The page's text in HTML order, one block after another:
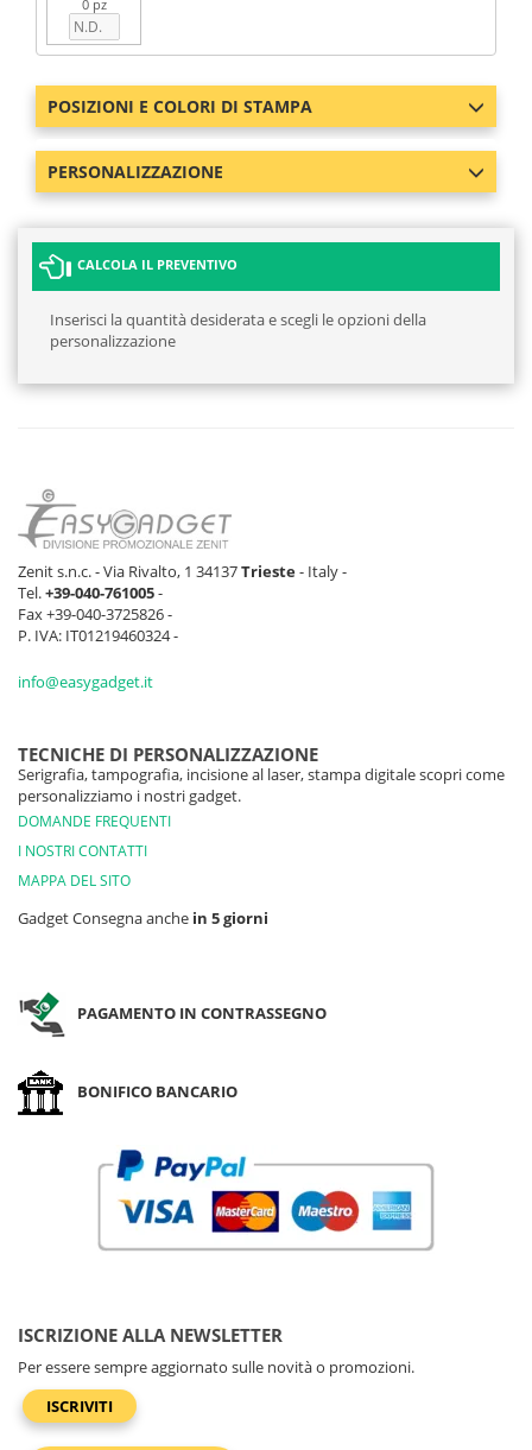
0 pz
POSIZIONI E COLORI DI STAMPA
PERSONALIZZAZIONE
CALCOLA IL PREVENTIVO
Inserisci la quantità desiderata e scegli le opzioni della
personalizzazione
Zenit s.n.c. - Via Rivalto, 1 34137Trieste- Italy -
Tel.+39-040-761005-
Fax +39-040-3725826 -
P. IVA: IT01219460324 -
info@easygadget.it
TECNICHE DI PERSONALIZZAZIONE
Serigrafia, tampografia, incisione al laser, stampa digitale scopri come
personalizziamo i nostri gadget.
DOMANDE FREQUENTI
I NOSTRI CONTATTI
MAPPA DEL SITO
Gadget Consegna anche in 5 giorni
PAGAMENTO IN CONTRASSEGNO
BONIFICO BANCARIO
ISCRIZIONE ALLA NEWSLETTER
Per essere sempre aggiornato sulle novità o promozioni.
ISCRIVITI